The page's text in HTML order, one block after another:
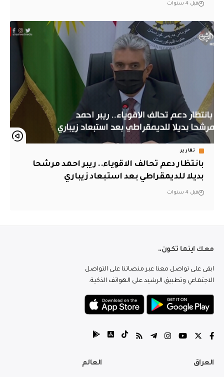
قبل 4 سنوات
تقارير
بانتظار دعم تحالف الاقوياء.. ريبر احمد مرشحا
بديلا للديمقراطي بعد استبعاد زيباري
قبل 4 سنوات
معك اينما تكون..
ابقى على تواصل معنا عبر منصاتنا على التواصل
الاجتماعي وتطبيق الرشيد على الهواتف الذكية.
العراق العالم